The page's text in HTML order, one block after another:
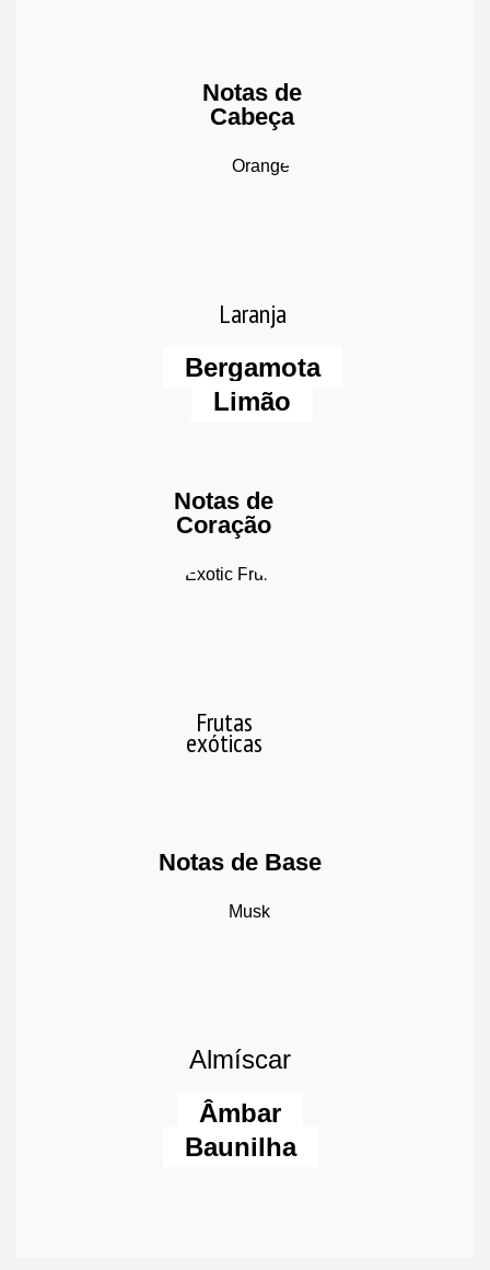
Notas de
Cabeça
Laranja
Bergamota
Limão
Notas de
Coração
Frutas
exóticas
Notas de Base
Almíscar
Âmbar
Baunilha